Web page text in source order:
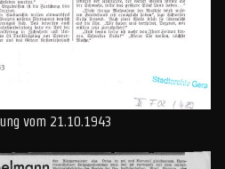
vom 21.10.1943